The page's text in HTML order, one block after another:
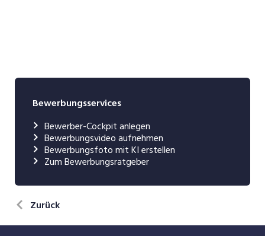
Bewerbungsservices
Bewerber-Cockpit anlegen
Bewerbungsvideo aufnehmen
Bewerbungsfoto mit KI erstellen
Zum Bewerbungsratgeber
Zurück